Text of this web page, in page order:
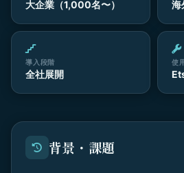
大企業（1,000名〜） 海
導入段階
全社展開
使
背景・課題